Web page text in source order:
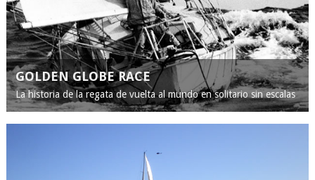
GOLDEN GLOBE RACE
La historia de la regata de vuelta al mundo en solitario sin escalas